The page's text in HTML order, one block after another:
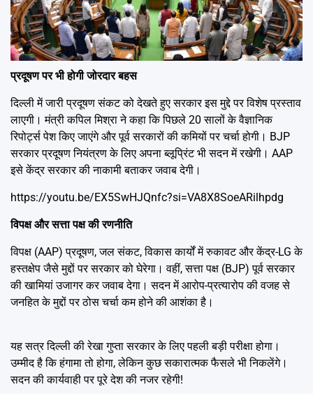
प्रदूषण पर भी होगी जोरदार बहस
दिल्ली में जारी प्रदूषण संकट को देखते हुए सरकार इस मुद्दे पर विशेष प्रस्ताव
लाएगी। मंत्री कपिल मिश्रा ने कहा कि पिछले 20 सालों के वैज्ञानिक
रिपोर्ट्स पेश किए जाएंगे और पूर्व सरकारों की कमियों पर चर्चा होगी। BJP
सरकार प्रदूषण नियंत्रण के लिए अपना ब्लूप्रिंट भी सदन में रखेगी। AAP
इसे केंद्र सरकार की नाकामी बताकर जवाब देगी।
https://youtu.be/EX5SwHJQnfc?si=VA8X8SoeARilhpdg
विपक्ष और सत्ता पक्ष की रणनीति
विपक्ष (AAP) प्रदूषण, जल संकट, विकास कार्यों में रुकावट और केंद्र-LG के
हस्तक्षेप जैसे मुद्दों पर सरकार को घेरेगा। वहीं, सत्ता पक्ष (BJP) पूर्व सरकार
की खामियां उजागर कर जवाब देगा। सदन में आरोप-प्रत्यारोप की वजह से
जनहित के मुद्दों पर ठोस चर्चा कम होने की आशंका है।
यह सत्र दिल्ली की रेखा गुप्ता सरकार के लिए पहली बड़ी परीक्षा होगा।
उम्मीद है कि हंगामा तो होगा, लेकिन कुछ सकारात्मक फैसले भी निकलेंगे।
सदन की कार्यवाही पर पूरे देश की नजर रहेगी!